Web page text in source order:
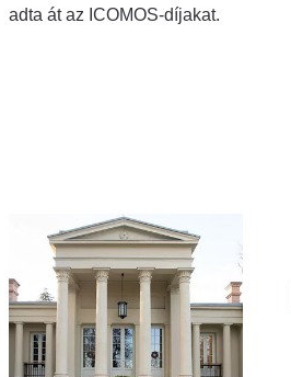
adta át az ICOMOS-díjakat.